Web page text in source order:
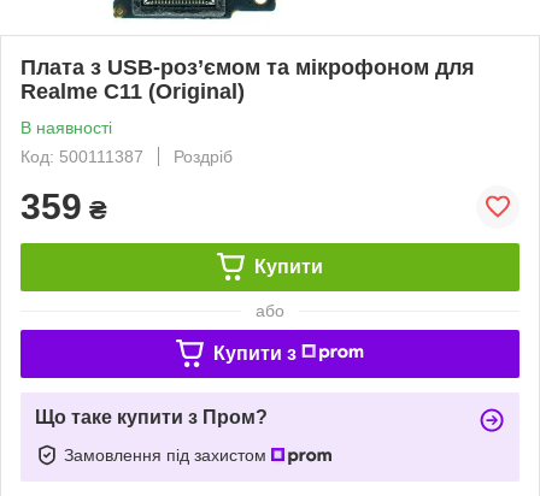
Плата з USB-роз’ємом та мікрофоном для
Realme C11 (Original)
В наявності
Код: 500111387
Роздріб
359 ₴
Купити
або
Купити з
Що таке купити з Пром?
Замовлення під захистом